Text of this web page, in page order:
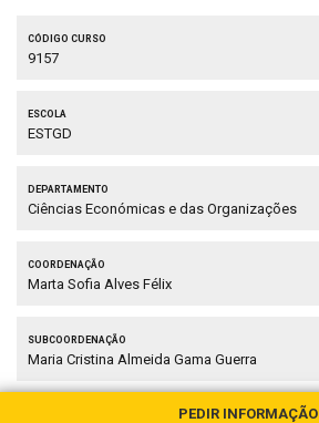
Código curso
9157
Escola
ESTGD
Departamento
Ciências Económicas e das Organizações
Coordenação
Marta Sofia Alves Félix
Subcoordenação
Maria Cristina Almeida Gama Guerra
PEDIR INFORMAÇÃO